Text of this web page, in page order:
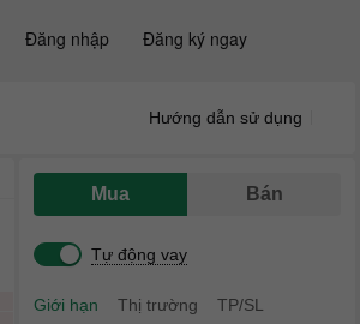
Đăng nhập Đăng ký ngay
Hướng dẫn sử dụng
Mua Bán
Tự động vay
Giới hạn Thị trường TP/SL